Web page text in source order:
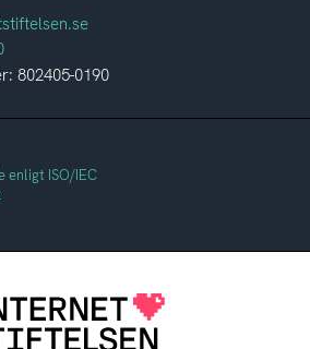
802405-0190
enligt ISO/IEC
verkar för ett internet som
till människan och samhället